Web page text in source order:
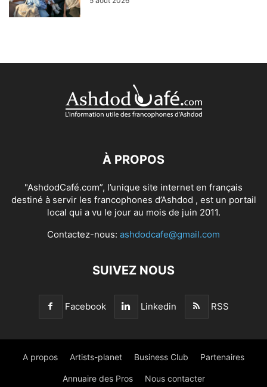
À PROPOS
"AshdodCafé.com”, l’unique site internet en français
destiné à servir les francophones d’Ashdod , est un portail
local qui a vu le jour au mois de juin 2011.
Contactez-nous: ashdodcafe@gmail.com
SUIVEZ NOUS
Facebook Linkedin RSS
A propos Artists-planet Business Club Partenaires
Annuaire des Pros Nous contacter